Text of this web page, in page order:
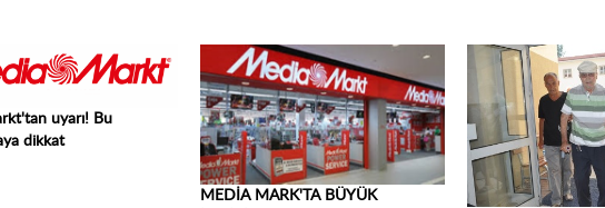
uyarı! Bu
dikkat
MEDİA MARK'TA BÜYÜK